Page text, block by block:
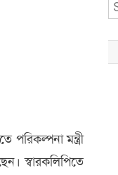
পরিকল্পনা মন্ত্রী
স্বারকলিপিতে